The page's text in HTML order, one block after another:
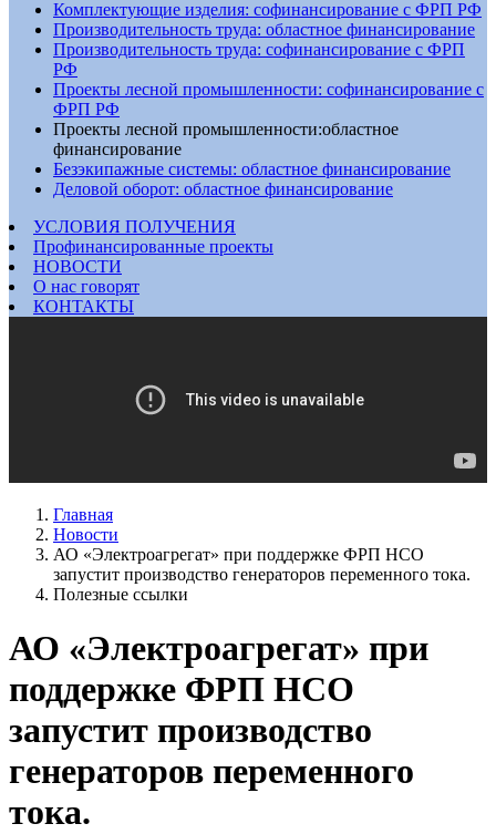
Комплектующие изделия: софинансирование с ФРП РФ
Производительность труда: областное финансирование
Производительность труда: софинансирование с ФРП
РФ
Проекты лесной промышленности: софинансирование с
ФРП РФ
Проекты лесной промышленности:областное
финансирование
Безэкипажные системы: областное финансирование
Деловой оборот: областное финансирование
УСЛОВИЯ ПОЛУЧЕНИЯ
Профинансированные проекты
НОВОСТИ
О нас говорят
КОНТАКТЫ
Главная
Новости
АО «Электроагрегат» при поддержке ФРП НСО
запустит производство генераторов переменного тока.
Полезные ссылки
АО «Электроагрегат» при
поддержке ФРП НСО
запустит производство
генераторов переменного
тока.